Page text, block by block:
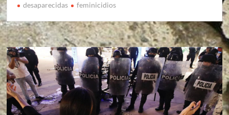
desaparecidas
feminicidios